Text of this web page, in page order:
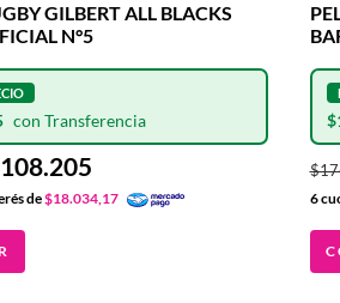
GILBERT ALL BLACKS
N°5
de$18.034,17 6